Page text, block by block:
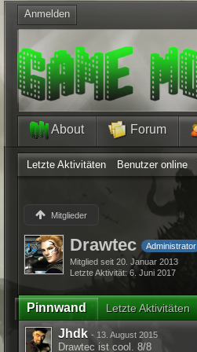
Anmelden
About Forum
Letzte Aktivitäten Benutzer online
Mitglieder
Drawtec Administrator
Mitglied seit 20. Januar 2013
Letzte Aktivität 6. Juni 2017
Pinnwand Letzte Aktivitäten
Jhdk - 13. August 2015
Drawtec ist cool. 8/8